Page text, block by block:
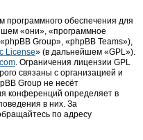
обеспечения для
«они», «программное
Group», «phpBB Teams»),
License» (в дальнейшем «GPL»).
. Ограничения лицензии GPL
связаны с организацией и
Group не несёт
конференций определяет в
в них. За
по адресу